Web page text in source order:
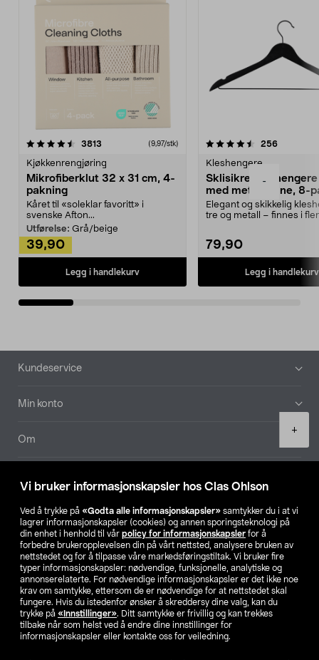
Vi bruker informasjonskapsler hos Clas Ohlson
Ved å trykke på «Godta alle informasjonskapsler» samtykker du i at vi
lagrer informasjonskapsler (cookies) og annen sporingsteknologi på
din enhet i henhold til vår policy for informasjonskapsler for å
forbedre brukeropplevelsen din på vårt nettsted, analysere bruken av
nettstedet og for å tilpasse våre markedsføringstiltak. Vi bruker fire
typer informasjonskapsler: nødvendige, funksjonelle, analytiske og
annonserelaterte. For nødvendige informasjonskapsler er det ikke noe
krav om samtykke, ettersom de er nødvendige for at nettstedet skal
fungere. Hvis du istedenfor ønsker å skreddersy dine valg, kan du
trykke på «Innstillinger». Ditt samtykke er frivillig og kan trekkes
tilbake når som helst ved å endre dine innstillinger for
informasjonskapsler eller kontakte oss for veiledning.
-
+
3813 anmeldelser(9,97/stk)
Kjøkkenrengjøring
Mikrofiberklut 32 x 31 cm, 4-
pakning
Kåret til «soleklar favoritt» i
svenske Afton...
Utførelse: Grå/beige
39,90
Legg i handlekurv
4.5av 5 stjerner 256
Kleshengere
Sklisikre
med metallpinne, 8-
Elegant og skikkelig
tre og metall – finnes i
79,90
Legg i handlekurv
4.5av 5 stjerner
Bunntekst
Kundeservice
Min konto
Om
Våre selskaper
Finn din butikk
SE NO FI